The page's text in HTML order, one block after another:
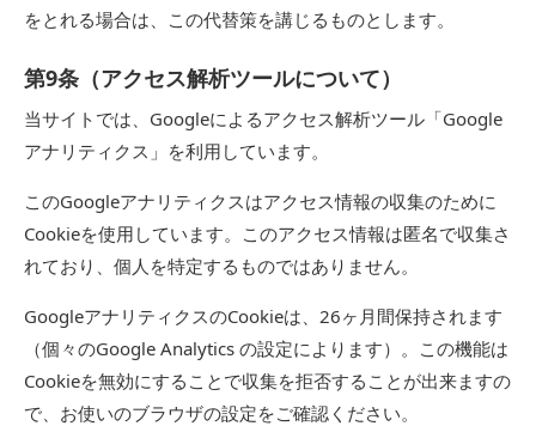
をとれる場合は、この代替策を講じるものとします。
第9条（アクセス解析ツールについて）
当サイトでは、Googleによるアクセス解析ツール「Google
アナリティクス」を利用しています。
このGoogleアナリティクスはアクセス情報の収集のために
Cookieを使用しています。このアクセス情報は匿名で収集さ
れており、個人を特定するものではありません。
GoogleアナリティクスのCookieは、26ヶ月間保持されます
（個々のGoogle Analytics の設定によります）。この機能は
Cookieを無効にすることで収集を拒否することが出来ますの
で、お使いのブラウザの設定をご確認ください。